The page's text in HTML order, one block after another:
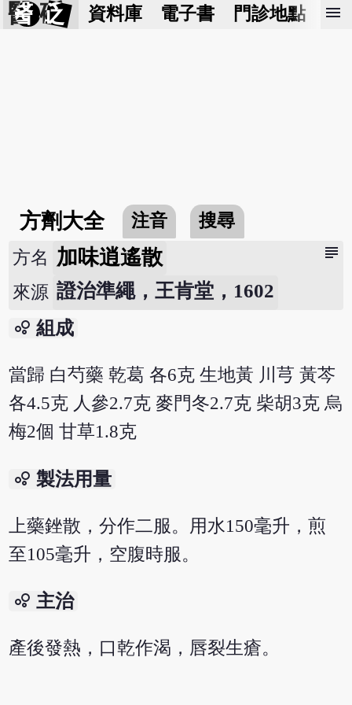
醫 砭 資料庫 電子書 門診地點 預
menu
方劑大全 注音 搜尋
subject
方名 加味逍遙散
來源 證治準繩，王肯堂，1602
bubble_chart 組成
當歸 白芍藥 乾葛 各6克 生地黃 川芎 黃芩
各4.5克 人參2.7克 麥門冬2.7克 柴胡3克 烏
梅2個 甘草1.8克
bubble_chart 製法用量
上藥銼散，分作二服。用水150毫升，煎
至105毫升，空腹時服。
bubble_chart 主治
產後發熱，口乾作渴，唇裂生瘡。